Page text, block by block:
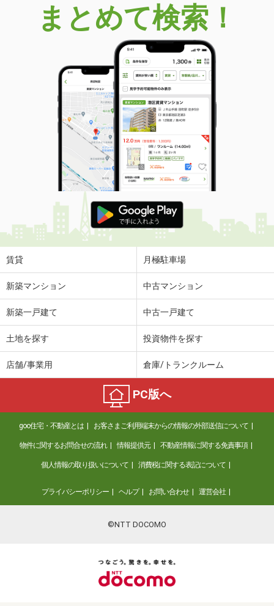
まとめて検索！
賃貸 月極駐車場
新築マンション 中古マンション
新築一戸建て 中古一戸建て
土地を探す 投資物件を探す
店舗/事業用 倉庫/トランクルーム
PC版へ
goo住宅・不動産とは お客さまご利用端末からの情報の外部送信について
物件に関するお問合せの流れ 情報提供元 不動産情報に関する免責事項
個人情報の取り扱いについて 消費税に関する表記について
プライバシーポリシー ヘルプ お問い合わせ 運営会社
©NTT DOCOMO